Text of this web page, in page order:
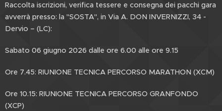
Raccolta iscrizioni, verifica tessere e consegna dei pacchi gara
avverrà presso: la "SOSTA", in Via A. DON INVERNIZZI, 34 -
Dervio – (LC):
Sabato 06 giugno 2026 dalle ore 6.00 alle ore 9.15
Ore 7.45: RIUNIONE TECNICA PERCORSO MARATHON (XCM)
Ore 10.15: RIUNIONE TECNICA PERCORSO GRANFONDO
(XCP)